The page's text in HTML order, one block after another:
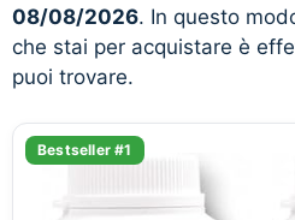
08/08/2026. In questo
che stai per acquistare è
puoi trovare.
Bestseller #1